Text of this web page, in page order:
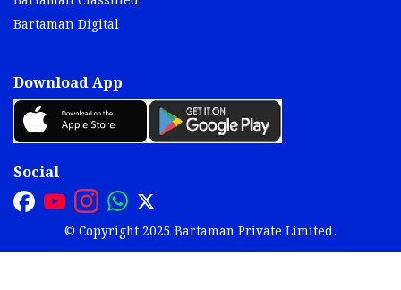
Bartaman Digital
Download App
Social
© Copyright 2025 Bartaman Private Limited.